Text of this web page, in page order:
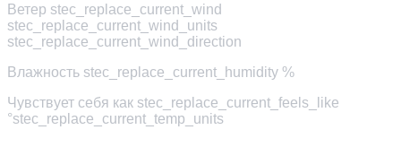
Ветер stec_replace_current_wind
stec_replace_current_wind_units
stec_replace_current_wind_direction
Влажность stec_replace_current_humidity %
Чувствует себя как stec_replace_current_feels_like
°stec_replace_current_temp_units